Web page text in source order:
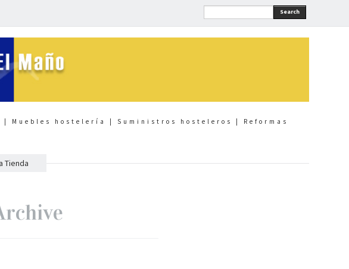
Search
hostelería | Suministros hosteleros | Reformas
Tienda